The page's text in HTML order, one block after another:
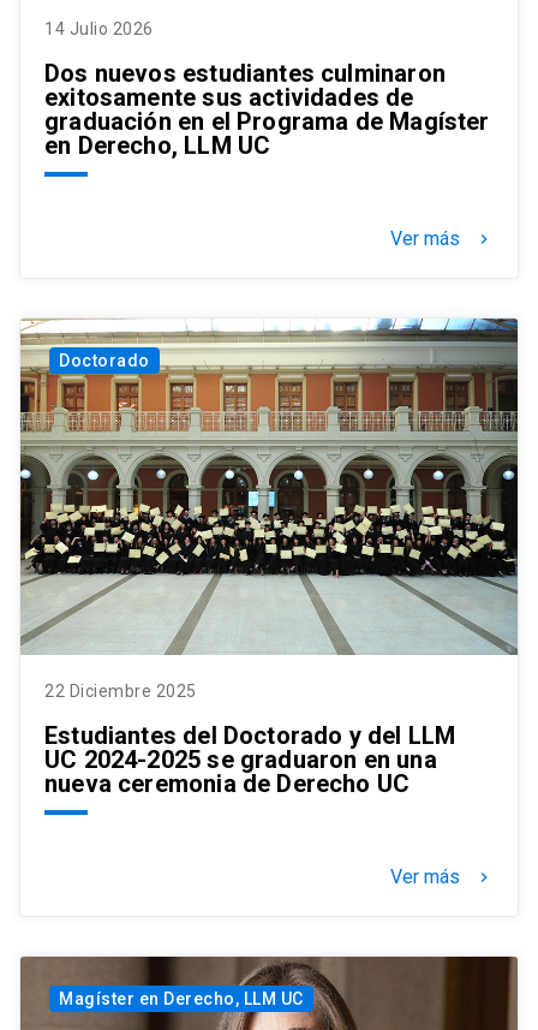
14 Julio 2026
Dos nuevos estudiantes culminaron
exitosamente sus actividades de
graduación en el Programa de Magíster
en Derecho, LLM UC
Ver más keyboard_arrow_right
Doctorado
22 Diciembre 2025
Estudiantes del Doctorado y del LLM
UC 2024-2025 se graduaron en una
nueva ceremonia de Derecho UC
Ver más keyboard_arrow_right
Magíster en Derecho, LLM UC